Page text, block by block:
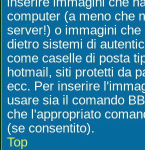
computer (a meno che
server!) o immagini che
dietro sistemi di
come caselle di posta
hotmail, siti protetti da
ecc. Per inserire
usare sia il comando
che l'appropriato
(se consentito).
Top